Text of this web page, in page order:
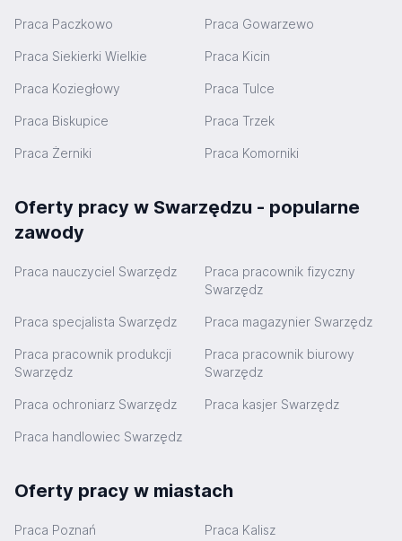
Praca Paczkowo Praca Gowarzewo
Praca Siekierki Wielkie Praca Kicin
Praca Koziegłowy Praca Tulce
Praca Biskupice Praca Trzek
Praca Żerniki Praca Komorniki
Oferty pracy w Swarzędzu - popularne
zawody
Praca nauczyciel Swarzędz
Praca pracownik fizyczny
Swarzędz
Praca specjalista Swarzędz Praca magazynier Swarzędz
Praca pracownik produkcji
Swarzędz
Praca pracownik biurowy
Swarzędz
Praca ochroniarz Swarzędz Praca kasjer Swarzędz
Praca handlowiec Swarzędz
Oferty pracy w miastach
Praca Poznań Praca Kalisz